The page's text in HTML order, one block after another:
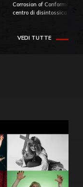
Corrosion of Conformity
centro di
VEDI TUTTE